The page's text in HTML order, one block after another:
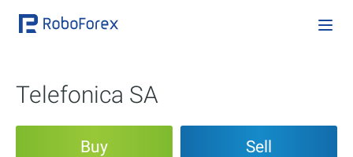
Telefonica SA
Buy Sell